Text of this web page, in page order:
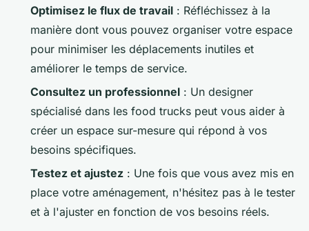
Optimisez le flux de travail : Réfléchissez à la
manière dont vous pouvez organiser votre espace
pour minimiser les déplacements inutiles et
améliorer le temps de service.
Consultez un professionnel : Un designer
spécialisé dans les food trucks peut vous aider à
créer un espace sur-mesure qui répond à vos
besoins spécifiques.
Testez et ajustez : Une fois que vous avez mis en
place votre aménagement, n'hésitez pas à le tester
et à l'ajuster en fonction de vos besoins réels.